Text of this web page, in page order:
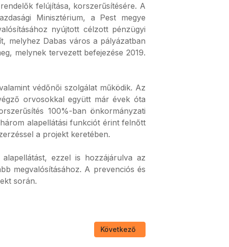
felújítása, korszerűsítésére. A
Minisztérium, a Pest megye
nyújtott célzott pénzügyi
melyhez Dabas város a pályázatban
melynek tervezett befejezése 2019.
védőnői szolgálat működik. Az
orvosokkal együtt már évek óta
100%-ban önkormányzati
alapellátási funkciót érint felnőtt
a projekt keretében.
ezzel is hozzájárulva az
megvalósításához. A prevenciós és
során.
Következő cikk: Magyar Állam
Következő